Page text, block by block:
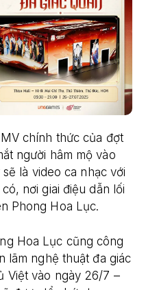
chính thức của đợt
người hâm mộ vào
là video ca nhạc với
nơi giai điệu dẫn lối
Phong Hoa Lục.
Hoa Lục cũng công
lãm nghệ thuật đa giác
Việt vào ngày 26/7 –